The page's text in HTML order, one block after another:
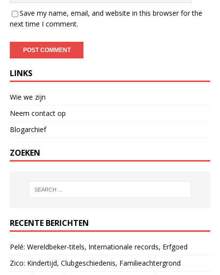
Save my name, email, and website in this browser for the
next time I comment.
LINKS
Wie we zijn
Neem contact op
Blogarchief
ZOEKEN
RECENTE BERICHTEN
Pelé: Wereldbeker-titels, Internationale records, Erfgoed
Zico: Kindertijd, Clubgeschiedenis, Familieachtergrond